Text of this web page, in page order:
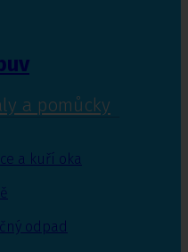
a pomůcky
a kuří oka
odpad